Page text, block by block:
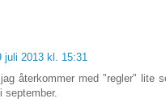
juli 2013 kl. 15:31
återkommer med "regler" lite
september.